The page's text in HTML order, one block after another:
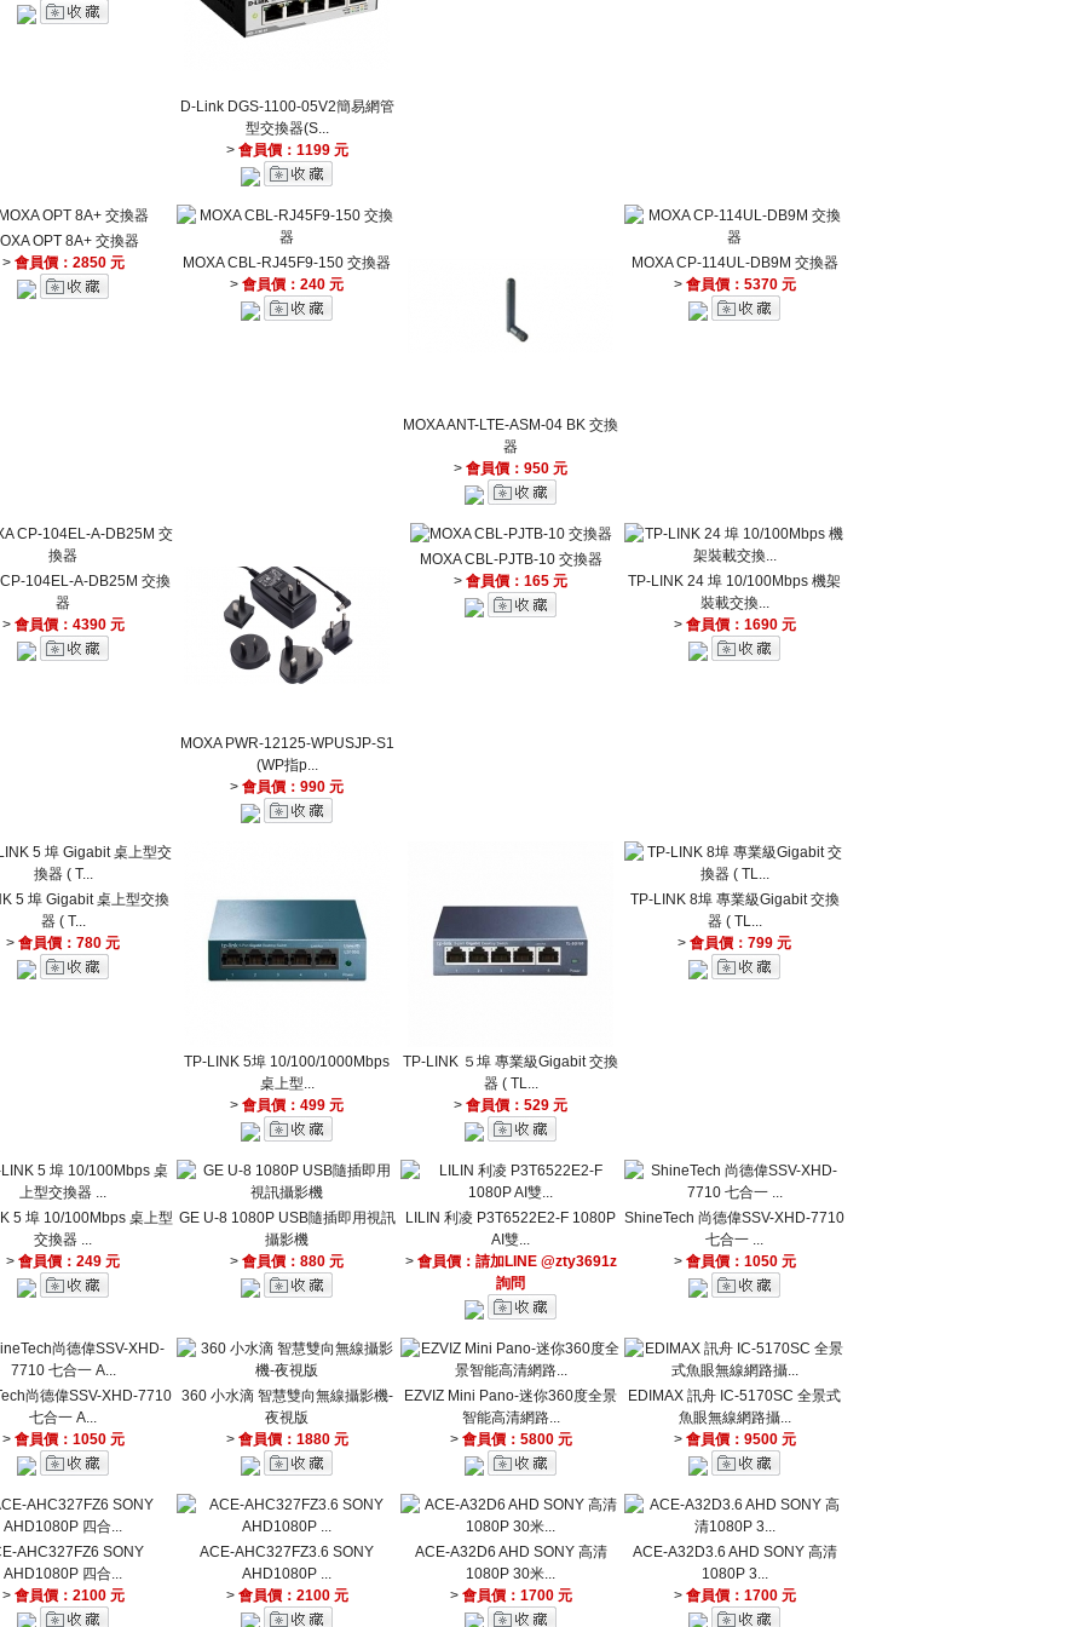
D-Link DGS-1100-05V2簡易網管
型交換器(S...
> 會員價：1199 元
OPT 8A+ 交換器
> 會員價：2850 元
MOXA CBL-RJ45F9-150 交換器
> 會員價：240 元
MOXA ANT-LTE-ASM-04 BK 交換
器
> 會員價：950 元
MOXA CP-114UL-DB9M 交換器
> 會員價：5370 元
104EL-A-DB25M 交換
器
> 會員價：4390 元
MOXA PWR-12125-WPUSJP-S1
(WP指p...
> 會員價：990 元
MOXA CBL-PJTB-10 交換器
> 會員價：165 元
TP-LINK 24 埠 10/100Mbps 機架
裝載交換...
> 會員價：1690 元
5 埠 Gigabit 桌上型交換
器 ( T...
> 會員價：780 元
TP-LINK 5埠 10/100/1000Mbps
桌上型...
> 會員價：499 元
TP-LINK ５埠 專業級Gigabit 交換
器 ( TL...
> 會員價：529 元
TP-LINK 8埠 專業級Gigabit 交換
器 ( TL...
> 會員價：799 元
5 埠 10/100Mbps 桌上型
交換器 ...
> 會員價：249 元
GE U-8 1080P USB隨插即用視訊
攝影機
> 會員價：880 元
LILIN 利凌 P3T6522E2-F 1080P
AI雙...
> 會員價：請加LINE @zty3691z
詢問
ShineTech 尚德偉SSV-XHD-7710
七合一 ...
> 會員價：1050 元
尚德偉SSV-XHD-7710
七合一 A...
> 會員價：1050 元
360 小水滴 智慧雙向無線攝影機-
夜視版
> 會員價：1880 元
EZVIZ Mini Pano-迷你360度全景
智能高清網路...
> 會員價：5800 元
EDIMAX 訊舟 IC-5170SC 全景式
魚眼無線網路攝...
> 會員價：9500 元
AHC327FZ6 SONY
AHD1080P 四合...
> 會員價：2100 元
ACE-AHC327FZ3.6 SONY
AHD1080P ...
> 會員價：2100 元
ACE-A32D6 AHD SONY 高清
1080P 30米...
> 會員價：1700 元
ACE-A32D3.6 AHD SONY 高清
1080P 3...
> 會員價：1700 元